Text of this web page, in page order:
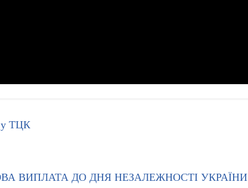
у ТЦК
ВИПЛАТА ДО ДНЯ НЕЗАЛЕЖНОСТІ УКРАЇНИ